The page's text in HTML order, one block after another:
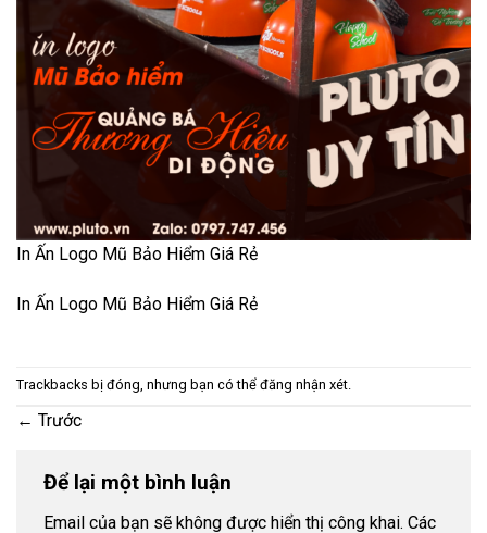
In Ấn Logo Mũ Bảo Hiểm Giá Rẻ
In Ấn Logo Mũ Bảo Hiểm Giá Rẻ
Trackbacks bị đóng, nhưng bạn có thể đăng nhận xét.
← Trước
Để lại một bình luận
Email của bạn sẽ không được hiển thị công khai. Các